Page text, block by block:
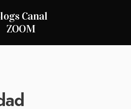
Canal
ZOOM